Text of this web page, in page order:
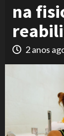
na
2 anos